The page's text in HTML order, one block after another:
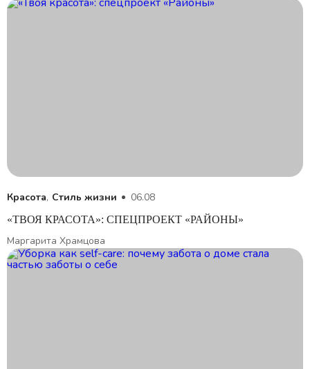
Красота, Стиль жизни 06.08
«ТВОЯ КРАСОТА»: СПЕЦПРОЕКТ «РАЙОНЫ»
Маргарита Храмцова